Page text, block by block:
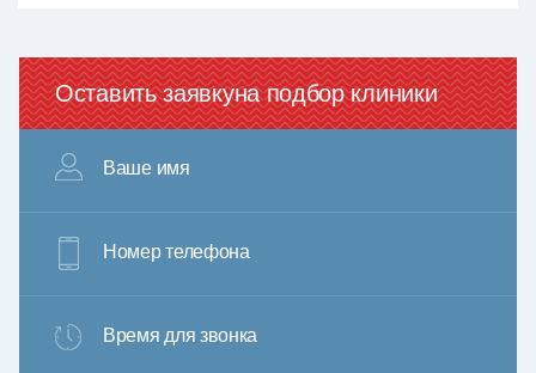
Оставить заявкуна подбор клиники
Ваше имя
Номер телефона
Время для звонка